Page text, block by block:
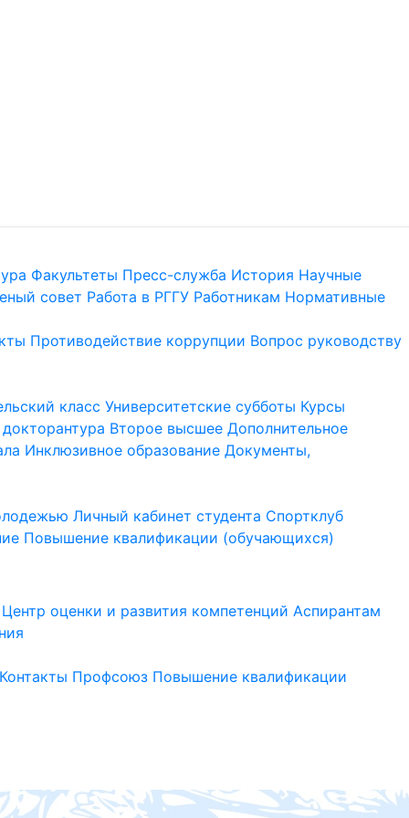
Факультеты Пресс-служба История Научные
совет Работа в РГГУ Работникам Нормативные
Противодействие коррупции Вопрос руководству
класс Университетские субботы Курсы
Второе высшее Дополнительное
Инклюзивное образование Документы,
Личный кабинет студента Спортклуб
Повышение квалификации (обучающихся)
Центр оценки и развития компетенций Аспирантам
Контакты Профсоюз Повышение квалификации